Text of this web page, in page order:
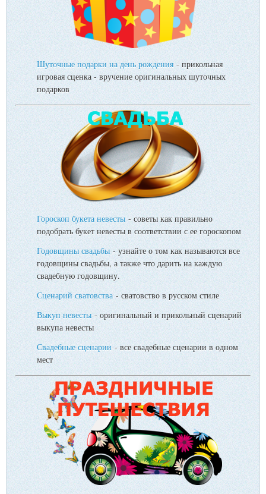
Шуточные подарки на день рождения- прикольная
игровая сценка - вручение оригинальных шуточных
подарков
Гороскоп букета невесты- советы как правильно
подобрать букет невесты в соответствии с ее гороскопом
Годовщины свадьбы- узнайте о том как называются все
годовщины свадьбы, а также что дарить на каждую
свадебную годовщину.
Сценарий сватовства- сватовство в русском стиле
Выкуп невесты- оригинальный и прикольный сценарий
выкупа невесты
Свадебные сценарии- все свадебные сценарии в одном
мест